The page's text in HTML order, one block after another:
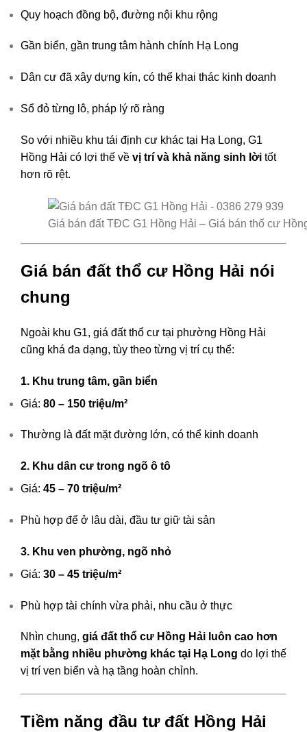
Quy hoạch đồng bộ, đường nội khu rộng
Gần biển, gần trung tâm hành chính Hạ Long
Dân cư đã xây dựng kín, có thể khai thác kinh doanh
Sổ đỏ từng lô, pháp lý rõ ràng
So với nhiều khu tái định cư khác tại Hạ Long, G1
Hồng Hải có lợi thế về vị trí và khả năng sinh lời tốt
hơn rõ rệt.
Giá bán đất TĐC G1 Hồng Hải – Giá bán thổ cư
Giá bán đất thổ cư Hồng Hải nói
chung
Ngoài khu G1, giá đất thổ cư tại phường Hồng Hải
cũng khá đa dạng, tùy theo từng vị trí cụ thể:
1. Khu trung tâm, gần biển
Giá: 80 – 150 triệu/m²
Thường là đất mặt đường lớn, có thể kinh doanh
2. Khu dân cư trong ngõ ô tô
Giá: 45 – 70 triệu/m²
Phù hợp để ở lâu dài, đầu tư giữ tài sản
3. Khu ven phường, ngõ nhỏ
Giá: 30 – 45 triệu/m²
Phù hợp tài chính vừa phải, nhu cầu ở thực
Nhìn chung, giá đất thổ cư Hồng Hải luôn cao hơn
mặt bằng nhiều phường khác tại Hạ Long do lợi thế
vị trí ven biển và hạ tầng hoàn chỉnh.
Tiềm năng đầu tư đất Hồng Hải